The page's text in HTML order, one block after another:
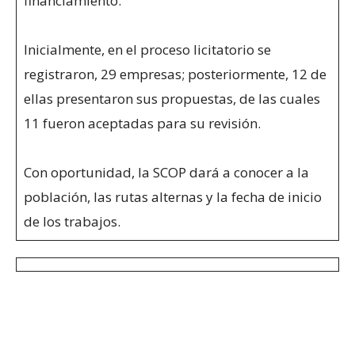
Inicialmente, en el proceso licitatorio se
registraron, 29 empresas; posteriormente, 12 de
ellas presentaron sus propuestas, de las cuales
11 fueron aceptadas para su revisión.
Con oportunidad, la SCOP dará a conocer a la
población, las rutas alternas y la fecha de inicio
de los trabajos.